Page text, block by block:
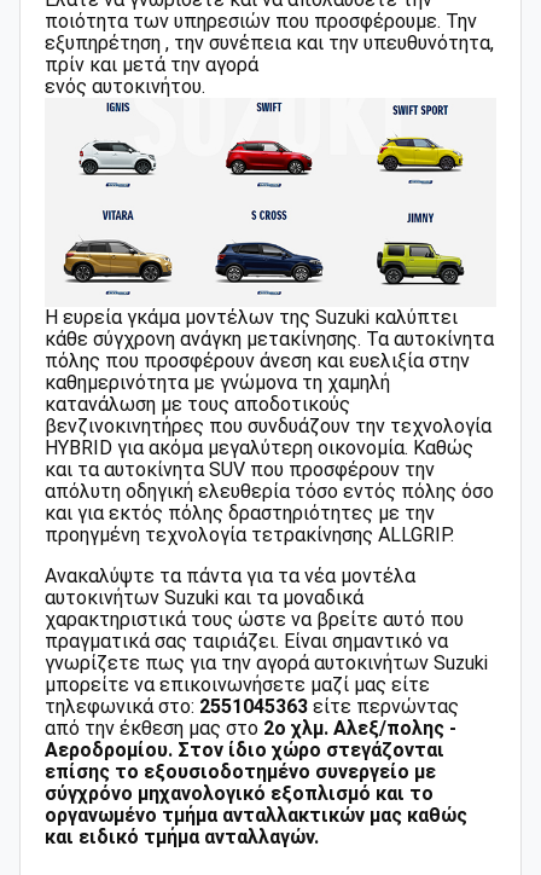
ποιότητα των υπηρεσιών που προσφέρουμε. Την
εξυπηρέτηση , την συνέπεια και την υπευθυνότητα,
πρίν και μετά την αγορά
ενός αυτοκινήτου.
Η ευρεία γκάμα μοντέλων της Suzuki καλύπτει
κάθε σύγχρονη ανάγκη μετακίνησης. Τα αυτοκίνητα
πόλης που προσφέρουν άνεση και ευελιξία στην
καθημερινότητα με γνώμονα τη χαμηλή
κατανάλωση με τους αποδοτικούς
βενζινοκινητήρες που συνδυάζουν την τεχνολογία
HYBRID για ακόμα μεγαλύτερη οικονομία. Καθώς
και τα αυτοκίνητα SUV που προσφέρουν την
απόλυτη οδηγική ελευθερία τόσο εντός πόλης όσο
και για εκτός πόλης δραστηριότητες με την
προηγμένη τεχνολογία τετρακίνησης ALLGRIP.
Ανακαλύψτε τα πάντα για τα νέα μοντέλα
αυτοκινήτων Suzuki και τα μοναδικά
χαρακτηριστικά τους ώστε να βρείτε αυτό που
πραγματικά σας ταιριάζει. Είναι σημαντικό να
γνωρίζετε πως για την αγορά αυτοκινήτων Suzuki
μπορείτε να επικοινωνήσετε μαζί μας είτε
τηλεφωνικά στο: 2551045363 είτε περνώντας
από την έκθεση μας στο 2o χλμ. Αλεξ/πολης -
Αεροδρομίου. Στον ίδιο χώρο στεγάζονται
επίσης το εξουσιοδοτημένο συνεργείο με
σύγχρόνο μηχανολογικό εξοπλισμό και το
οργανωμένο τμήμα ανταλλακτικών μας καθώς
και ειδικό τμήμα ανταλλαγών.